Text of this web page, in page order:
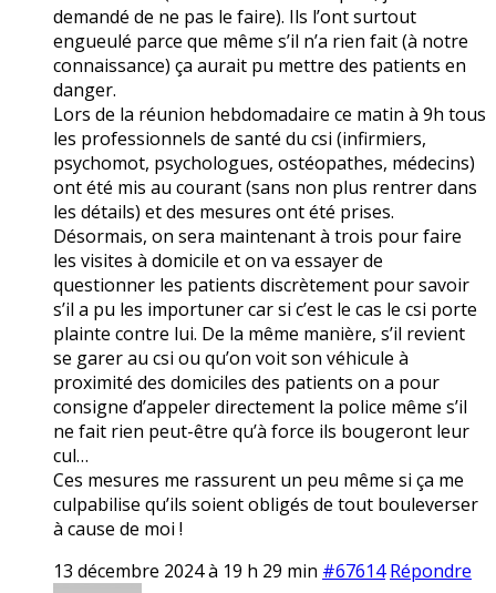
demandé de ne pas le faire). Ils l’ont surtout
engueulé parce que même s’il n’a rien fait (à notre
connaissance) ça aurait pu mettre des patients en
danger.
Lors de la réunion hebdomadaire ce matin à 9h tous
les professionnels de santé du csi (infirmiers,
psychomot, psychologues, ostéopathes, médecins)
ont été mis au courant (sans non plus rentrer dans
les détails) et des mesures ont été prises.
Désormais, on sera maintenant à trois pour faire
les visites à domicile et on va essayer de
questionner les patients discrètement pour savoir
s’il a pu les importuner car si c’est le cas le csi porte
plainte contre lui. De la même manière, s’il revient
se garer au csi ou qu’on voit son véhicule à
proximité des domiciles des patients on a pour
consigne d’appeler directement la police même s’il
ne fait rien peut-être qu’à force ils bougeront leur
cul…
Ces mesures me rassurent un peu même si ça me
culpabilise qu’ils soient obligés de tout bouleverser
à cause de moi !
13 décembre 2024 à 19 h 29 min #67614 Répondre